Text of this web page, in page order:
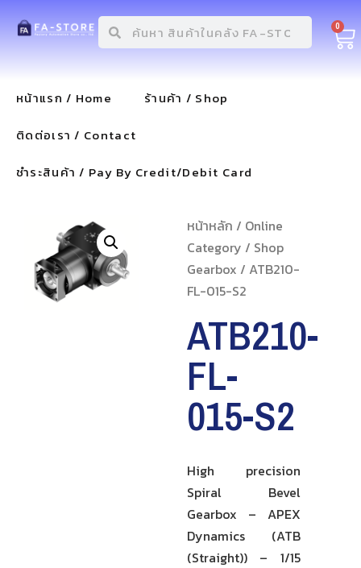
0
หน้าแรก / Home
ร้านค้า / Shop
ติดต่อเรา / Contact
ชำระสินค้า / Pay By Credit/Debit Card
หน้าหลัก / Online
Category / Shop
Gearbox / ATB210-
FL-015-S2
ATB210-
FL-
015-S2
High precision
Spiral Bevel
Gearbox – APEX
Dynamics (ATB
(Straight)) – 1/15